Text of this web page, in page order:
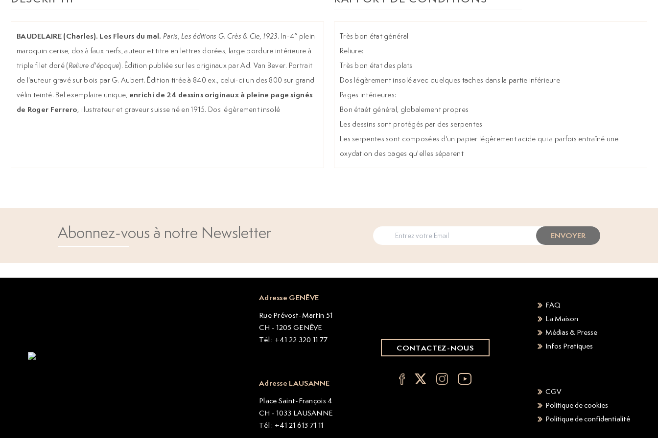
BAUDELAIRE (Charles). Les Fleurs du mal. Paris, Les éditions G. Crès & Cie, 1923. In-4° plein
maroquin cerise, dos à faux nerfs, auteur et titre en lettres dorées, large bordure intérieure à
triple filet doré (Reliure d'époque). Édition publiée sur les originaux par Ad. Van Bever. Portrait
de l'auteur gravé sur bois par G. Aubert. Édition tirée à 840 ex., celui-ci un des 800 sur grand
vélin teinté. Bel exemplaire unique, enrichi de 24 dessins originaux à pleine page signés
de Roger Ferrero, illustrateur et graveur suisse né en 1915. Dos légèrement insolé
Très bon état général
Reliure:
Très bon état des plats
Dos légèrement insolé avec quelques taches dans la partie inférieure
Pages intérieures:
Bon étaét général, globalement propres
Les dessins sont protégés par des serpentes
Les serpentes sont composées d'un papier légèrement acide qui a parfois entraîné une
oxydation des pages qu'elles séparent
Abonnez-vous à notre Newsletter ENVOYER
Adresse GENÈVE
Rue Prévost-Martin 51
CH - 1205 GENÈVE
Tél : +41 22 320 11 77
Adresse LAUSANNE
Place Saint-François 4
CH - 1033 LAUSANNE
Tél : +41 21 613 71 11
CONTACTEZ-NOUS
FAQ
La Maison
Médias & Presse
Infos Pratiques
CGV
Politique de cookies
Politique de confidentialité